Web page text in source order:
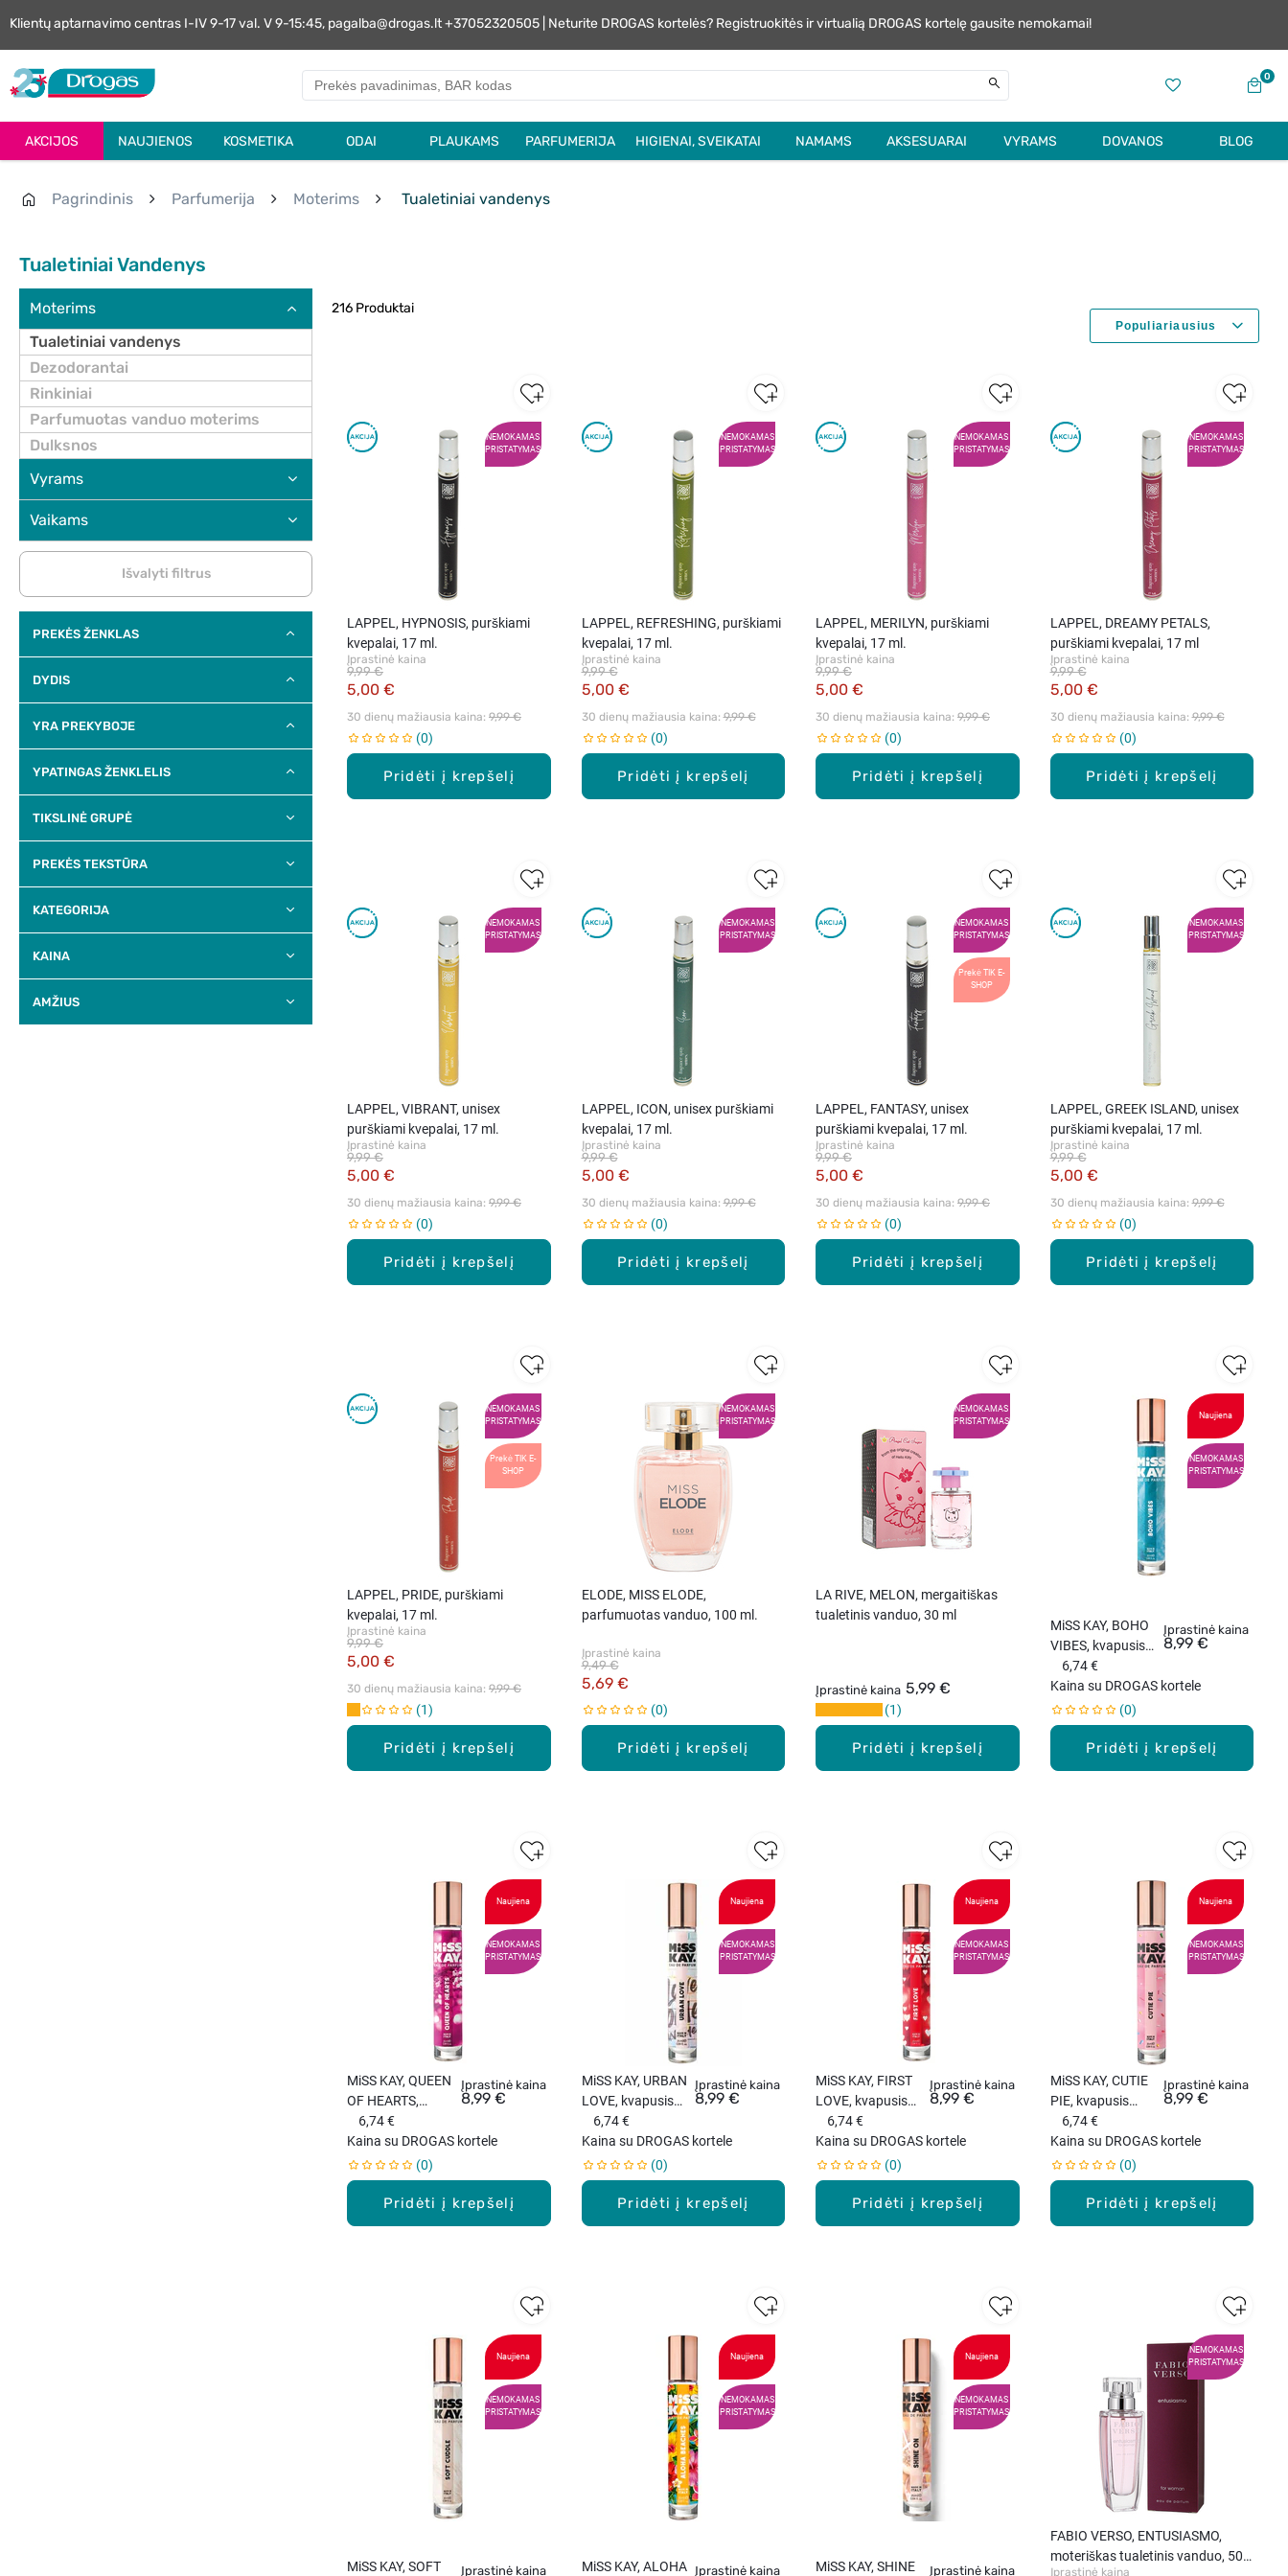
Klientų aptarnavimo centras I-IV 9-17 val. V 9-15:45, pagalba@drogas.lt +37052320505 | Neturite DROGAS kortelės? Registruokitės ir virtualią DROGAS kortelę gausite nemokamai!
0
AKCIJOS NAUJIENOS KOSMETIKA ODAI PLAUKAMS PARFUMERIJA HIGIENAI, SVEIKATAI NAMAMS AKSESUARAI VYRAMS DOVANOS BLOG
Pagrindinis Parfumerija Moterims Tualetiniai vandenys
Tualetiniai Vandenys
Moterims
Tualetiniai vandenys
Dezodorantai
Rinkiniai
Parfumuotas vanduo moterims
Dulksnos
Vyrams
Vaikams
Išvalyti filtrus
PREKĖS ŽENKLAS
DYDIS
YRA PREKYBOJE
YPATINGAS ŽENKLELIS
TIKSLINĖ GRUPĖ
PREKĖS TEKSTŪRA
KATEGORIJA
KAINA
AMŽIUS
216 Produktai
NEMOKAMAS
PRISTATYMAS
Pridėti į krepšelį
LAPPEL, HYPNOSIS, purškiami
kvepalai, 17 ml.
Įprastinė kaina
5,00 €
9,99 €
30 dienų mažiausia kaina: 9,99 €
0
NEMOKAMAS
PRISTATYMAS
Pridėti į krepšelį
LAPPEL, REFRESHING, purškiami
kvepalai, 17 ml.
Įprastinė kaina
5,00 €
9,99 €
30 dienų mažiausia kaina: 9,99 €
0
NEMOKAMAS
PRISTATYMAS
Pridėti į krepšelį
LAPPEL, MERILYN, purškiami
kvepalai, 17 ml.
Įprastinė kaina
5,00 €
9,99 €
30 dienų mažiausia kaina: 9,99 €
0
NEMOKAMAS
PRISTATYMAS
Pridėti į krepšelį
LAPPEL, DREAMY PETALS,
purškiami kvepalai, 17 ml
Įprastinė kaina
5,00 €
9,99 €
30 dienų mažiausia kaina: 9,99 €
0
NEMOKAMAS
PRISTATYMAS
Pridėti į krepšelį
LAPPEL, VIBRANT, unisex
purškiami kvepalai, 17 ml.
Įprastinė kaina
5,00 €
9,99 €
30 dienų mažiausia kaina: 9,99 €
0
NEMOKAMAS
PRISTATYMAS
Pridėti į krepšelį
LAPPEL, ICON, unisex purškiami
kvepalai, 17 ml.
Įprastinė kaina
5,00 €
9,99 €
30 dienų mažiausia kaina: 9,99 €
0
NEMOKAMAS
PRISTATYMAS
Prekė TIK E-
SHOP
Pridėti į krepšelį
LAPPEL, FANTASY, unisex
purškiami kvepalai, 17 ml.
Įprastinė kaina
5,00 €
9,99 €
30 dienų mažiausia kaina: 9,99 €
0
NEMOKAMAS
PRISTATYMAS
Pridėti į krepšelį
LAPPEL, GREEK ISLAND, unisex
purškiami kvepalai, 17 ml.
Įprastinė kaina
5,00 €
9,99 €
30 dienų mažiausia kaina: 9,99 €
0
NEMOKAMAS
PRISTATYMAS
Prekė TIK E-
SHOP
Pridėti į krepšelį
LAPPEL, PRIDE, purškiami
kvepalai, 17 ml.
Įprastinė kaina
5,00 €
9,99 €
30 dienų mažiausia kaina: 9,99 €
1
NEMOKAMAS
PRISTATYMAS
Pridėti į krepšelį
ELODE, MISS ELODE,
parfumuotas vanduo, 100 ml.
Įprastinė kaina
5,69 €
9,49 €
0
NEMOKAMAS
PRISTATYMAS
Pridėti į krepšelį
LA RIVE, MELON, mergaitiškas
tualetinis vanduo, 30 ml
Įprastinė kaina 5,99 €
1
Naujiena
NEMOKAMAS
PRISTATYMAS
Pridėti į krepšelį
MiSS KAY, BOHO
VIBES, kvapusis
vanduo (EDP), 25
ml.
Įprastinė kaina
8,99 €
6,74 €
Kaina su DROGAS kortele
0
Naujiena
NEMOKAMAS
PRISTATYMAS
Pridėti į krepšelį
MiSS KAY, QUEEN
OF HEARTS,
kvapusis vanduo
(EDP), 25 ml.
Įprastinė kaina
8,99 €
6,74 €
Kaina su DROGAS kortele
0
Naujiena
NEMOKAMAS
PRISTATYMAS
Pridėti į krepšelį
MiSS KAY, URBAN
LOVE, kvapusis
vanduo (EDP), 25
ml.
Įprastinė kaina
8,99 €
6,74 €
Kaina su DROGAS kortele
0
Naujiena
NEMOKAMAS
PRISTATYMAS
Pridėti į krepšelį
MiSS KAY, FIRST
LOVE, kvapusis
vanduo (EDP), 25
ml.
Įprastinė kaina
8,99 €
6,74 €
Kaina su DROGAS kortele
0
Naujiena
NEMOKAMAS
PRISTATYMAS
Pridėti į krepšelį
MiSS KAY, CUTIE
PIE, kvapusis
vanduo (EDP), 25
ml.
Įprastinė kaina
8,99 €
6,74 €
Kaina su DROGAS kortele
0
Naujiena
NEMOKAMAS
PRISTATYMAS
MiSS KAY, SOFT
Įprastinė kaina
Naujiena
NEMOKAMAS
PRISTATYMAS
MiSS KAY, ALOHA
Įprastinė kaina
Naujiena
NEMOKAMAS
PRISTATYMAS
MiSS KAY, SHINE
Įprastinė kaina
NEMOKAMAS
PRISTATYMAS
FABIO VERSO, ENTUSIASMO,
moteriškas tualetinis vanduo, 50
Įprastinė kaina